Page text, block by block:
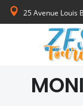
25 Avenue Louis